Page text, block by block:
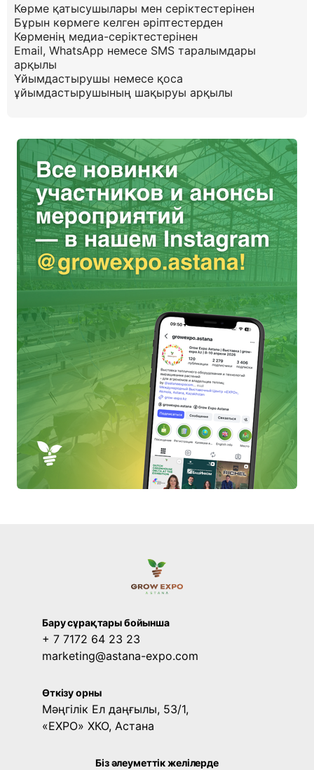
Көрме қатысушылары мен серіктестерінен
Бұрын көрмеге келген әріптестерден
Көрменің медиа-серіктестерінен
Email, WhatsApp немесе SMS таралымдары
арқылы
Ұйымдастырушы немесе қоса
ұйымдастырушының шақыруы арқылы
Бару сұрақтары бойынша
+ 7 7172 64 23 23
marketing@astana-expo.com
Өткізу орны
Мәңгілік Ел даңғылы, 53/1,
«EXPO» ХКО, Астана
Біз әлеуметтік желілерде